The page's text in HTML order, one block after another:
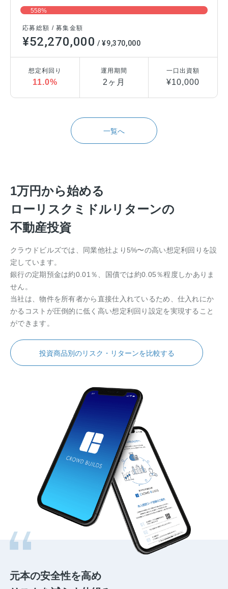
558%
応募総額 / 募集金額
¥52,270,000 / ¥9,370,000
想定利回り
11.0%
運用期間
2ヶ月
一口出資額
¥10,000
一覧へ
1万円から始める
ローリスクミドルリターンの
不動産投資
クラウドビルズでは、同業他社より5%〜の高い想定利回りを設
定しています。
銀行の定期預金は約0.01％、国債では約0.05％程度しかありま
せん。
当社は、物件を所有者から直接仕入れているため、仕入れにか
かるコストが圧倒的に低く高い想定利回り設定を実現すること
ができます。
投資商品別のリスク・リターンを比較する
元本の安全性を高め